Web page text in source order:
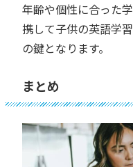
年齢や個性に合った
携して子供の英語学
の鍵となります。
まとめ